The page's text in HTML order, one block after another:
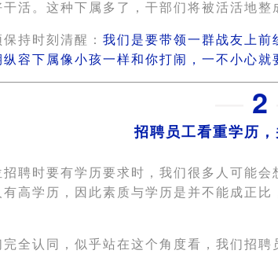
活。这种下属多了，干部们将被活活地整
持时刻清醒： 我们是要带领一群战友上
容下属像小孩一样和你打闹，一不小心就
2
招聘员工看重学历
聘时要有学历要求时，我们很多人可能
高学历，因此素质与学历是并不能成正
全认同，似乎站在这个角度看，我们招